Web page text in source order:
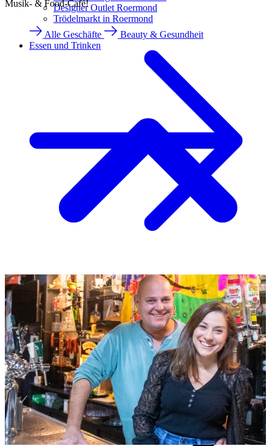
Designer Outlet Roermond
Trödelmarkt in Roermond
Alle Geschäfte
Beauty & Gesundheit
Essen und Trinken
Musik- & Food-Café!